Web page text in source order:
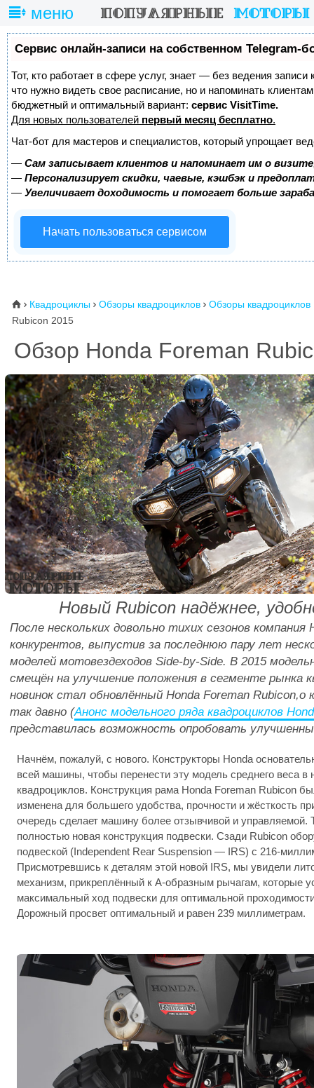
меню
Сервис онлайн-записи на собственном Telegram-
Тот, кто работает в сфере услуг, знает — без ведения записи
что нужно видеть свое расписание, но и напоминать
бюджетный и оптимальный вариант: сервис VisitTime.
Для новых пользователей первый месяц бесплатно.
Чат-бот для мастеров и специалистов, который упрощает
— Сам записывает клиентов и напоминает им о
— Персонализирует скидки, чаевые, кэшбэк и
— Увеличивает доходимость и помогает больше
Начать пользоваться сервисом
⌂  Квадроциклы  Обзоры квадроциклов  Обзоры квадроциклов
Rubicon 2015
Обзор Honda Foreman
Новый Rubicon надёжнее,
После нескольких довольно тихих сезонов компания
конкурентов, выпустив за последнюю пару лет
моделей мотовездеходов Side-by-Side. В 2015
смещён на улучшение положения в сегменте рынка
новинок стал обновлённый Honda Foreman
так давно (Анонс модельного ряда квадроциклов
представилась возможность опробовать
Начнём, пожалуй, с нового. Конструкторы Honda
всей машины, чтобы перенести эту модель среднего веса в
квадроциклов. Конструкция рама Honda Foreman Rubicon
изменена для большего удобства, прочности и жёсткость
очередь сделает машину более отзывчивой и управляемой.
полностью новая конструкция подвески. Сзади Rubicon
подвеской (Independent Rear Suspension — IRS) с 216-
Присмотревшись к деталям этой новой IRS, мы увидели
механизм, прикреплённый к A-образным рычагам, которые
максимальный ход подвески для оптимальной
Дорожный просвет оптимальный и равен 239 миллиметрам.